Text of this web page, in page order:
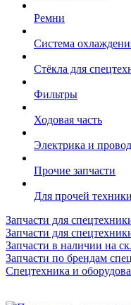
Ремни
Система
Стёкла для
Фильтры
Ходовая часть
Электрика и
Прочие запчасти
Для прочей техники
Запчасти для
Запчасти для
Запчасти в наличии на
Запчасти по брендам
Спецтехника и